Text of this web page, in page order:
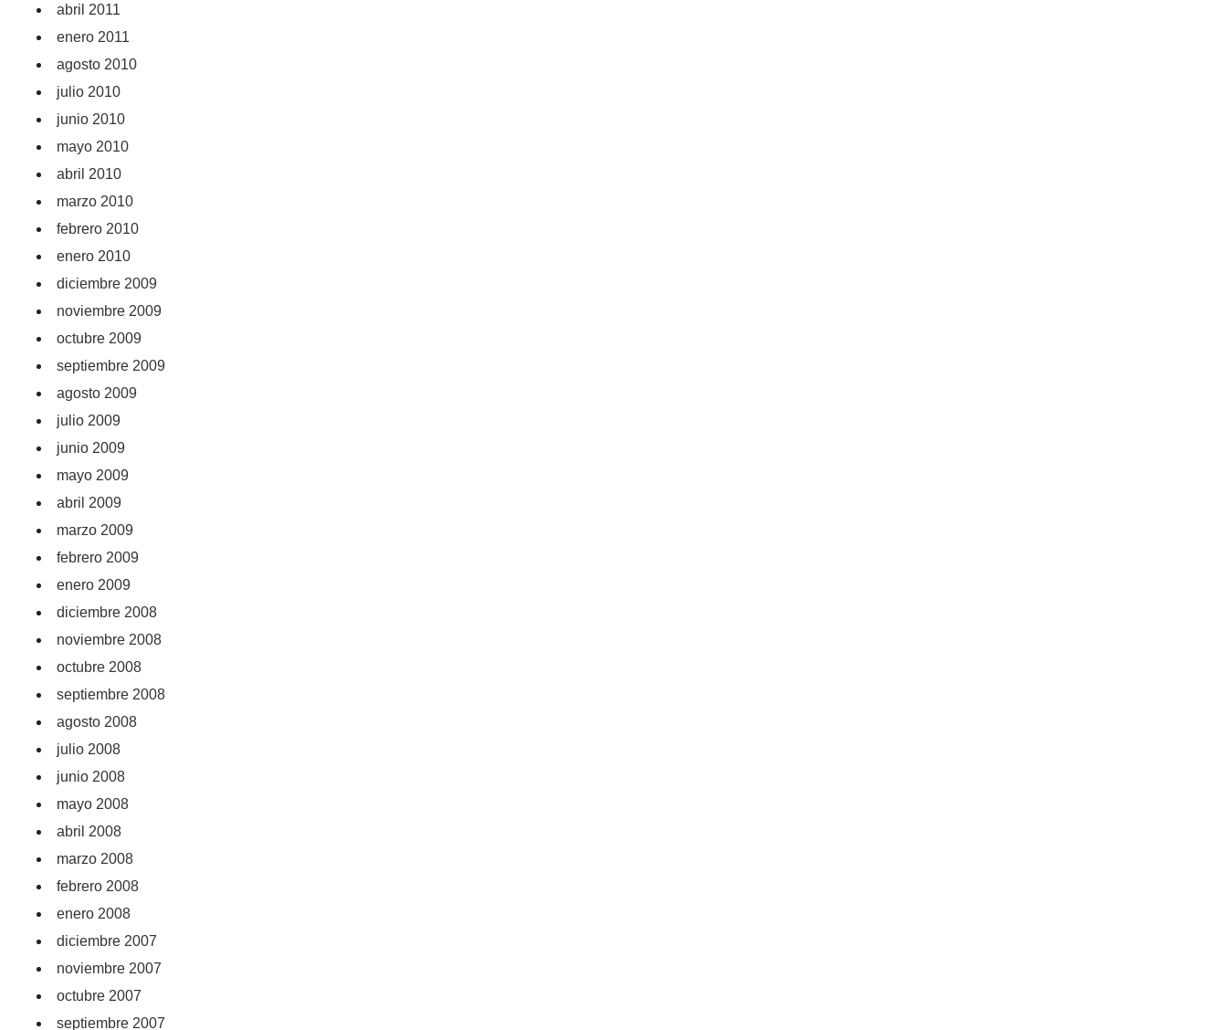
abril 2011
enero 2011
agosto 2010
julio 2010
junio 2010
mayo 2010
abril 2010
marzo 2010
febrero 2010
enero 2010
diciembre 2009
noviembre 2009
octubre 2009
septiembre 2009
agosto 2009
julio 2009
junio 2009
mayo 2009
abril 2009
marzo 2009
febrero 2009
enero 2009
diciembre 2008
noviembre 2008
octubre 2008
septiembre 2008
agosto 2008
julio 2008
junio 2008
mayo 2008
abril 2008
marzo 2008
febrero 2008
enero 2008
diciembre 2007
noviembre 2007
octubre 2007
septiembre 2007